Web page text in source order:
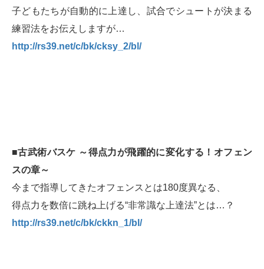
子どもたちが自動的に上達し、試合でシュートが決まる
練習法をお伝えしますが…
http://rs39.net/c/bk/cksy_2/bl/
■古武術バスケ ～得点力が飛躍的に変化する！オフェン
スの章～
今まで指導してきたオフェンスとは180度異なる、
得点力を数倍に跳ね上げる“非常識な上達法”とは…？
http://rs39.net/c/bk/ckkn_1/bl/